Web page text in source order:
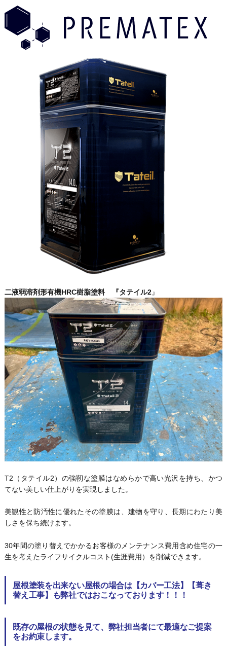
二液弱溶剤形有機HRC樹脂塗料 『タテイル2』
T2（タテイル2）の強靭な塗膜はなめらかで高い光沢を持ち、かつ
てない美しい仕上がりを実現しました。
美観性と防汚性に優れたその塗膜は、建物を守り、長期にわたり美
しさを保ち続けます。
30年間の塗り替えでかかるお客様のメンテナンス費用含め住宅の一
生を考えたライフサイクルコスト(生涯費用）を削減できます。
屋根塗装を出来ない屋根の場合は【カバー工法】【葺き
替え工事】も弊社ではおこなっております！！！
既存の屋根の状態を見て、弊社担当者にて最適なご提案
をお約束します。